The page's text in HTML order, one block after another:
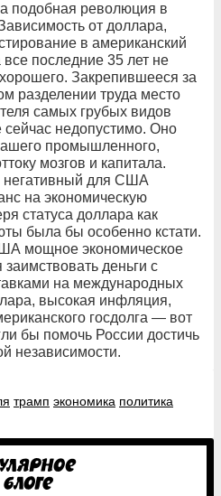
подобная революция в
от доллара,
в американский
все последние 35 лет не
Закрепившееся за
разделении труда место
самых грубых видов
недопустимо. Оно
промышленного,
мозгов и капитала.
негативный для США
на экономическую
статуса доллара как
была бы особенно кстати.
мощное экономическое
деньги с
на международных
высокая инфляция,
госдолга — вот
бы помочь России достичь
независимости.
трамп экономика политика